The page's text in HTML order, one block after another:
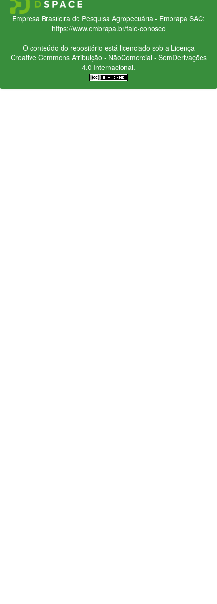
Empresa Brasileira de Pesquisa Agropecuária - Embrapa SAC:
https://www.embrapa.br/fale-conosco
O conteúdo do repositório está licenciado sob a Licença
Creative CommonsAtribuição - NãoComercial - SemDerivações
4.0 Internacional.